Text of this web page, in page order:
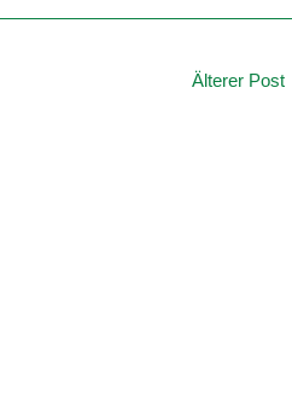
Älterer Post